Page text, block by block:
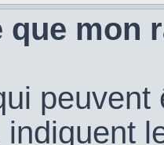
que mon
indiquent